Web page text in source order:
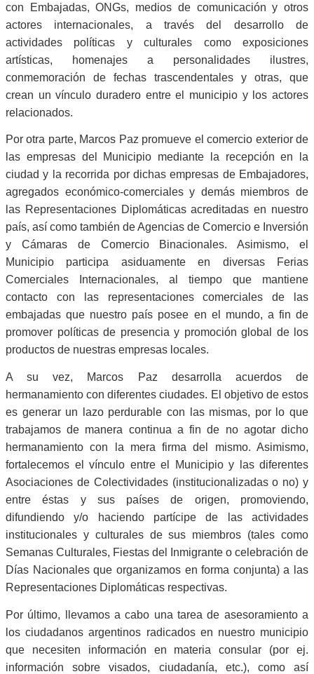
con Embajadas, ONGs, medios de comunicación y otros
actores internacionales, a través del desarrollo de
actividades políticas y culturales como exposiciones
artísticas, homenajes a personalidades ilustres,
conmemoración de fechas trascendentales y otras, que
crean un vínculo duradero entre el municipio y los actores
relacionados.
Por otra parte, Marcos Paz promueve el comercio exterior de
las empresas del Municipio mediante la recepción en la
ciudad y la recorrida por dichas empresas de Embajadores,
agregados económico-comerciales y demás miembros de
las Representaciones Diplomáticas acreditadas en nuestro
país, así como también de Agencias de Comercio e Inversión
y Cámaras de Comercio Binacionales. Asimismo, el
Municipio participa asiduamente en diversas Ferias
Comerciales Internacionales, al tiempo que mantiene
contacto con las representaciones comerciales de las
embajadas que nuestro país posee en el mundo, a fin de
promover políticas de presencia y promoción global de los
productos de nuestras empresas locales.
A su vez, Marcos Paz desarrolla acuerdos de
hermanamiento con diferentes ciudades. El objetivo de estos
es generar un lazo perdurable con las mismas, por lo que
trabajamos de manera continua a fin de no agotar dicho
hermanamiento con la mera firma del mismo. Asimismo,
fortalecemos el vínculo entre el Municipio y las diferentes
Asociaciones de Colectividades (institucionalizadas o no) y
entre éstas y sus países de origen, promoviendo,
difundiendo y/o haciendo partícipe de las actividades
institucionales y culturales de sus miembros (tales como
Semanas Culturales, Fiestas del Inmigrante o celebración de
Días Nacionales que organizamos en forma conjunta) a las
Representaciones Diplomáticas respectivas.
Por último, llevamos a cabo una tarea de asesoramiento a
los ciudadanos argentinos radicados en nuestro municipio
que necesiten información en materia consular (por ej.
información sobre visados, ciudadanía, etc.), como así